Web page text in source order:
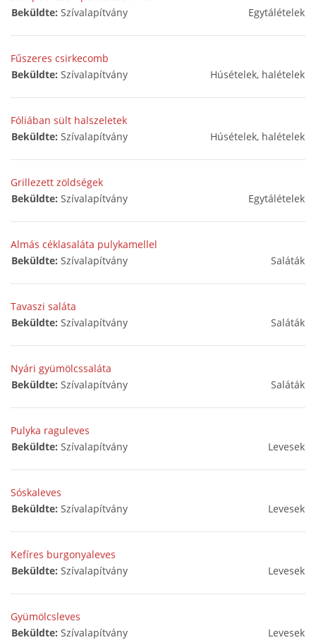
Beküldte: Szívalapítvány Egytálételek
Fűszeres csirkecomb
Beküldte: Szívalapítvány Húsételek, halételek
Fóliában sült halszeletek
Beküldte: Szívalapítvány Húsételek, halételek
Grillezett zöldségek
Beküldte: Szívalapítvány Egytálételek
Almás céklasaláta pulykamellel
Beküldte: Szívalapítvány Saláták
Tavaszi saláta
Beküldte: Szívalapítvány Saláták
Nyári gyümölcssaláta
Beküldte: Szívalapítvány Saláták
Pulyka raguleves
Beküldte: Szívalapítvány Levesek
Sóskaleves
Beküldte: Szívalapítvány Levesek
Kefíres burgonyaleves
Beküldte: Szívalapítvány Levesek
Gyümölcsleves
Beküldte: Szívalapítvány Levesek